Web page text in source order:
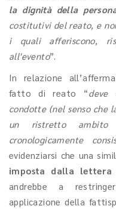
la dignità della
costitutivi del reato, e
i quali afferiscono,
all'evento”.
In relazione
fatto di reato “deve
condotte (nel senso che
un ristretto ambito
cronologicamente
evidenziarsi che una
imposta dalla
andrebbe a
applicazione della